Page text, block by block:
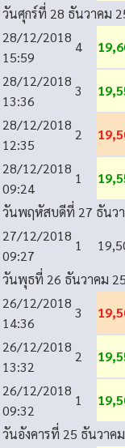
วันศุกร์ที่ 28 ธันวาคม
28/12/2018
15:59
4
28/12/2018
13:36
3
28/12/2018
12:35
2
28/12/2018
09:24
1
วันพฤหัสบดีที่ 27 ธันว
27/12/2018
09:27
1
วันพุธที่ 26 ธันวาคม
26/12/2018
14:36
3
26/12/2018
13:32
2
26/12/2018
09:32
1
วันอังคารที่ 25 ธันวาค